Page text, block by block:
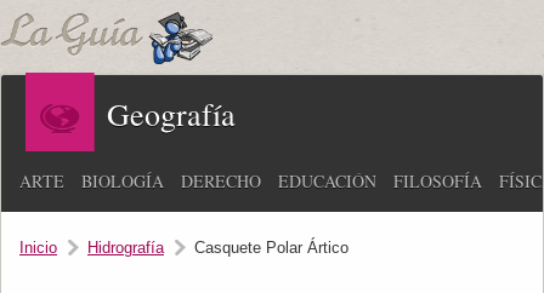
Geografía
ARTE BIOLOGÍA DERECHO EDUCACIÓN FILOSOFÍA
Inicio Hidrografía Casquete Polar Ártico